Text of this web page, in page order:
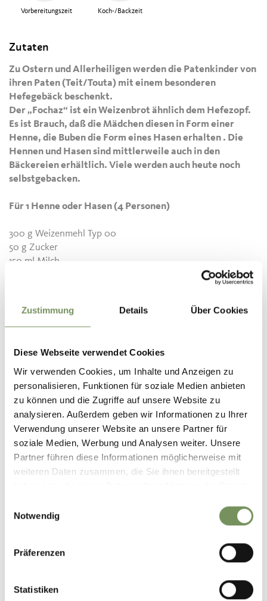
Zustimmung Details Über Cookies
Diese Webseite verwendet Cookies
Wir verwenden Cookies, um Inhalte und Anzeigen zu
personalisieren, Funktionen für soziale Medien anbieten
zu können und die Zugriffe auf unsere Website zu
analysieren. Außerdem geben wir Informationen zu Ihrer
Verwendung unserer Website an unsere Partner für
soziale Medien, Werbung und Analysen weiter. Unsere
Partner führen diese Informationen möglicherweise mit
weiteren Daten zusammen, die Sie ihnen bereitgestellt
Notwendig
Präferenzen
Statistiken
Vorbereitungszeit Koch-/Backzeit
Zutaten
Zu Ostern und Allerheiligen werden die Patenkinder von
ihren Paten (Teit/Touta) mit einem besonderen
Hefegebäck beschenkt.
Der „Fochaz“ ist ein Weizenbrot ähnlich dem Hefezopf.
Es ist Brauch, daß die Mädchen diesen in Form einer
Henne, die Buben die Form eines Hasen erhalten . Die
Hennen und Hasen sind mittlerweile auch in den
Bäckereien erhältlich. Viele werden auch heute noch
selbstgebacken.
Für 1 Henne oder Hasen (4 Personen)
300 g Weizenmehl Typ 00
50 g Zucker
150 ml Milch
1 Handvoll kleingehackte Mandeln
Abrieb von 1 Zitrone
Zubereitung
Die Milch leicht erwärmen und den Zucker darin lösen. Die
Hefe darin auflösen. Das Mehl in eine Schüssel sieben und
das Milchgemisch in eine Mulde gießen. Etwa eine halbe
Stunde ruhen lassen. Danach die restlichen Zutaten
zufügen und zu einem geschmeidigen, lockeren Teig kneten.
Der Hefeteig kann auch länger ruhen, er sollte um das
einfrieren.